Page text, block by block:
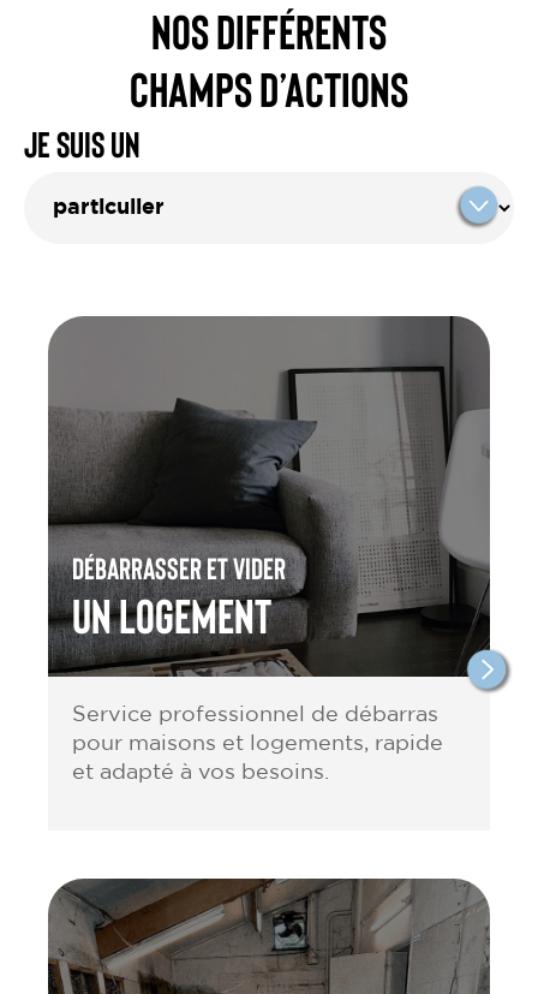
NOS DIFFÉRENTS
CHAMPS D’ACTIONS
Je suis un
Débarrasser et vider
un Logement
Service professionnel de débarras
pour maisons et logements, rapide
et adapté à vos besoins.